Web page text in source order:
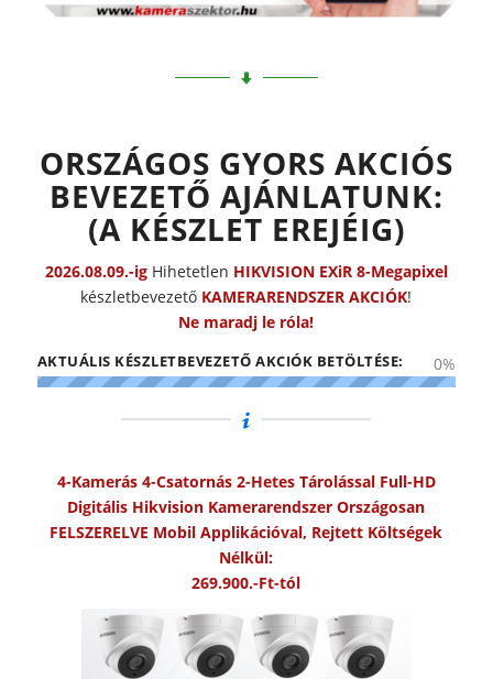
ORSZÁGOS GYORS AKCIÓS
BEVEZETŐ AJÁNLATUNK:
(A KÉSZLET EREJÉIG)
2026.08.09.-igHihetetlen HIKVISION EXiR 8-Megapixel
készletbevezető KAMERARENDSZER AKCIÓK!
Ne maradj le róla!
AKTUÁLIS KÉSZLETBEVEZETŐ AKCIÓK BETÖLTÉSE: 0%
4-Kamerás 4-Csatornás 2-Hetes Tárolással Full-HD
Digitális Hikvision Kamerarendszer Országosan
FELSZERELVE Mobil Applikációval, Rejtett Költségek
Nélkül:
269.900.-Ft-tól